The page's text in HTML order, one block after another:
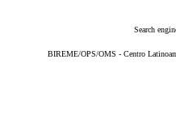
Search
BIREME/OPS/OMS - Centro